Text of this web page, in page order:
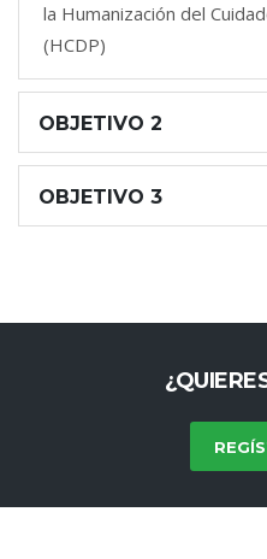
la Humanización del
(HCDP)
OBJETIVO 2
OBJETIVO 3